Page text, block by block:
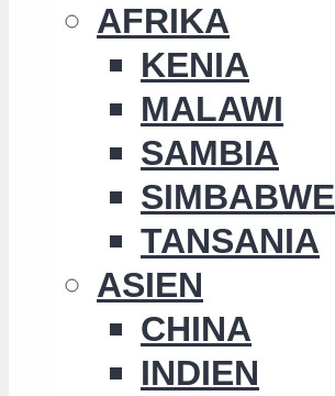
AFRIKA
KENIA
MALAWI
SAMBIA
SIMBABWE
TANSANIA
ASIEN
CHINA
INDIEN